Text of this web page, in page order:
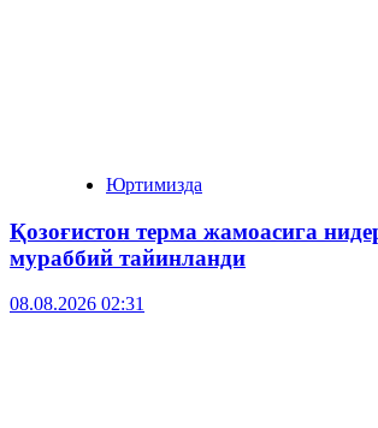
Юртимизда
Қозоғистон терма жамоасига
мураббий тайинланди
08.08.2026 02:31